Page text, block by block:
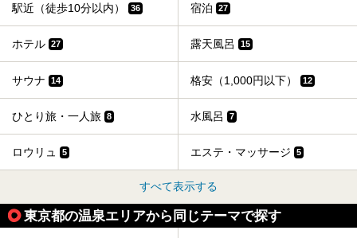
24時間営業で宿泊できる施設や、1,000円以下で楽しめる安
い施設、デートや休日レジャーにもぴったりなエンタメ要素
駅近（徒歩10分以内） 36 宿泊 27
ホテル 27 露天風呂 15
サウナ 14 格安（1,000円以下） 12
ひとり旅・一人旅 8 水風呂 7
ロウリュ 5 エステ・マッサージ 5
すべて表示する
東京都の温泉エリアから同じテーマで探す